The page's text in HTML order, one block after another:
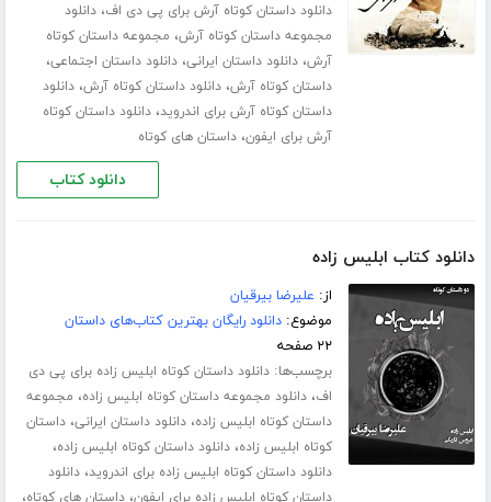
دانلود داستان کوتاه آرش برای پی دی اف،دانلود
مجموعه داستان کوتاه آرش، مجموعه داستان کوتاه
آرش،دانلود داستان ایرانی،دانلود داستان اجتماعی،
داستان کوتاه آرش،دانلود داستان کوتاه آرش،دانلود
داستان کوتاه آرش برای اندروید،دانلود داستان کوتاه
آرش برای ایفون،داستان های کوتاه
دانلود کتاب
دانلود کتاب ابلیس زاده
از: علیرضا بیرقیان
موضوع:دانلود رایگان بهترین کتاب‌های داستان
۲۲ صفحه
برچسب‌ها:دانلود داستان کوتاه ابلیس زاده برای پی دی
اف،دانلود مجموعه داستان کوتاه ابلیس زاده، مجموعه
داستان کوتاه ابلیس زاده،دانلود داستان ایرانی،داستان
کوتاه ابلیس زاده،دانلود داستان کوتاه ابلیس زاده،
دانلود داستان کوتاه ابلیس زاده برای اندروید،دانلود
داستان کوتاه ابلیس زاده برای ایفون،داستان های کوتاه،